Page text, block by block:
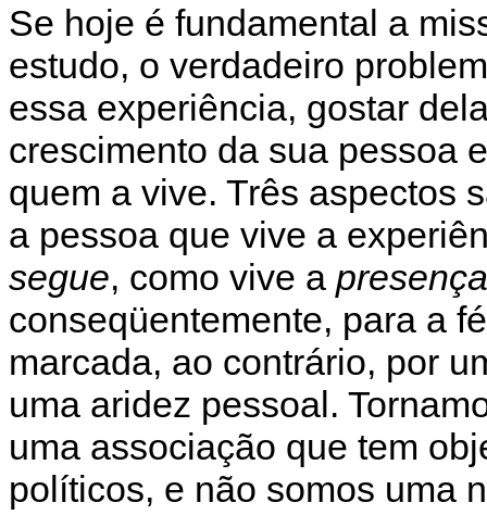
Se hoje é fundamental a
estudo, o verdadeiro
essa experiência, gostar
crescimento da sua pessoa
quem a vive. Três aspectos
a pessoa que vive a
segue, como vive a presença
conseqüentemente, para a
marcada, ao contrário, por
uma aridez pessoal.
uma associação que tem
políticos, e não somos uma